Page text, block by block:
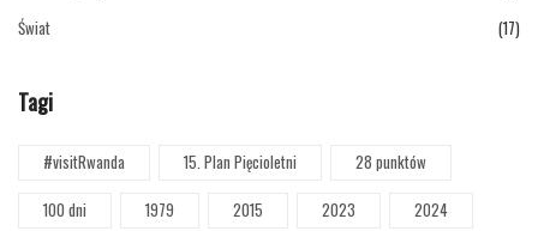
Świat
(17)
Tagi
#visitRwanda 15. Plan Pięcioletni
28 punktów
100 dni
1979 2015 2023
2024